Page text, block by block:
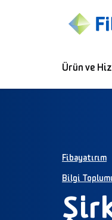
Ürün ve
Fibayatırım
Bilgi